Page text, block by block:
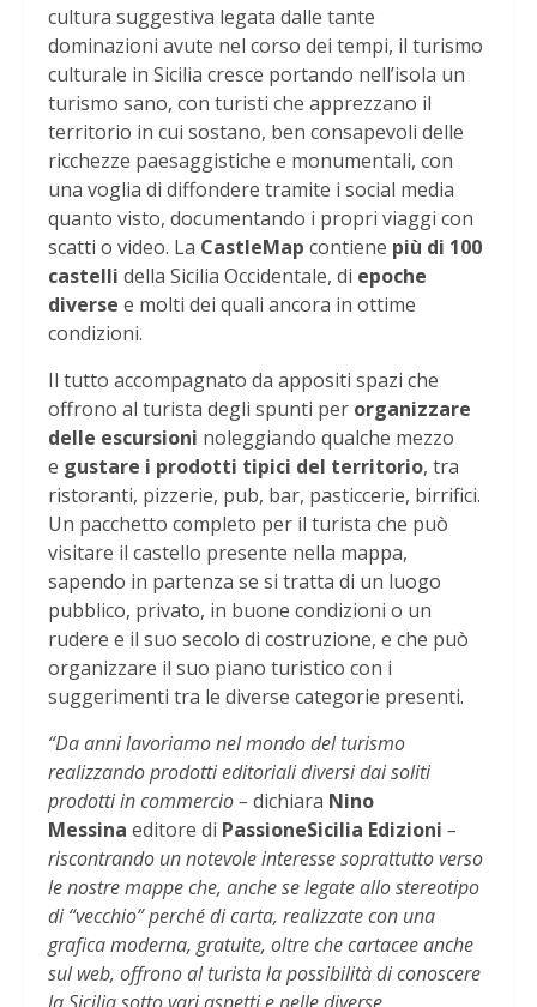
cultura suggestiva legata dalle tante
dominazioni avute nel corso dei tempi, il turismo
culturale in Sicilia cresce portando nell’isola un
turismo sano, con turisti che apprezzano il
territorio in cui sostano, ben consapevoli delle
ricchezze paesaggistiche e monumentali, con
una voglia di diffondere tramite i social media
quanto visto, documentando i propri viaggi con
scatti o video. La CastleMap contiene più di 100
castelli della Sicilia Occidentale, di epoche
diverse e molti dei quali ancora in ottime
condizioni.
Il tutto accompagnato da appositi spazi che
offrono al turista degli spunti per organizzare
delle escursioni noleggiando qualche mezzo
e gustare i prodotti tipici del territorio, tra
ristoranti, pizzerie, pub, bar, pasticcerie, birrifici.
Un pacchetto completo per il turista che può
visitare il castello presente nella mappa,
sapendo in partenza se si tratta di un luogo
pubblico, privato, in buone condizioni o un
rudere e il suo secolo di costruzione, e che può
organizzare il suo piano turistico con i
suggerimenti tra le diverse categorie presenti.
“Da anni lavoriamo nel mondo del turismo
realizzando prodotti editoriali diversi dai soliti
prodotti in commercio – dichiara Nino
Messina editore di PassioneSicilia Edizioni –
riscontrando un notevole interesse soprattutto verso
le nostre mappe che, anche se legate allo stereotipo
di “vecchio” perché di carta, realizzate con una
grafica moderna, gratuite, oltre che cartacee anche
sul web, offrono al turista la possibilità di conoscere